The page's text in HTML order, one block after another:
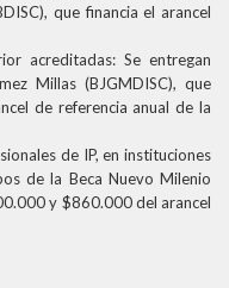
que financia el arancel
acreditadas: Se entregan
Millas (BJGMDISC), que
de referencia anual de la
de IP, en instituciones
de la Beca Nuevo Milenio
y $860.000 del arancel